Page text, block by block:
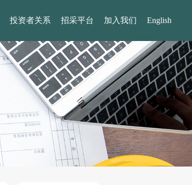
投资者关系 招采平台 加入我们 English